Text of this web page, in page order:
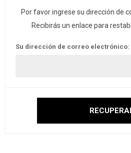
Por favor ingrese su dirección de
Recibirás un enlace para
Su dirección de correo electrónico: